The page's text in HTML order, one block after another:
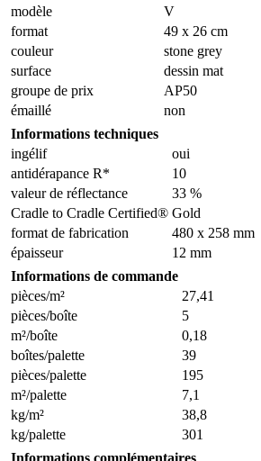
modèle
V
format
49 x 26 cm
couleur
stone grey
surface
dessin mat
groupe de prix
AP50
émaillé
non
Informations techniques
ingélif
oui
antidérapance R*
10
valeur de réflectance
33 %
Cradle to Cradle Certified® Gold
format de fabrication
480 x 258 mm
épaisseur
12 mm
Informations de commande
pièces/m²
27,41
pièces/boîte
5
m²/boîte
0,18
boîtes/palette
39
pièces/palette
195
m²/palette
7,1
kg/m²
38,8
kg/palette
301
Informations complémentaires